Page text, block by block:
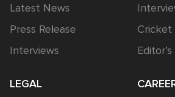
Latest News
Press Release
Interviews
Cricket
LEGAL